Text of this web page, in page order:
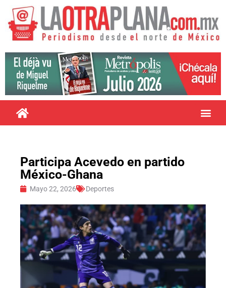
Participa Acevedo en partido
México-Ghana
Mayo 22, 2026 Deportes